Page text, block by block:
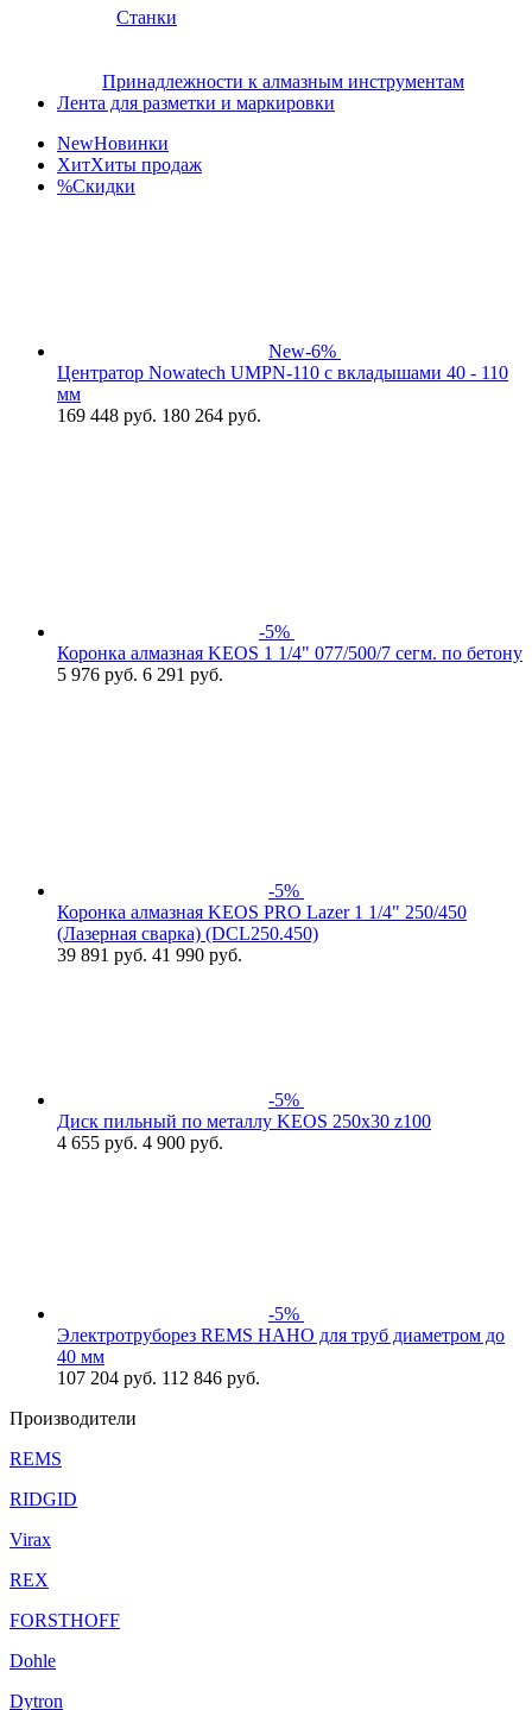
Станки
Принадлежности к алмазным инструментам
Лента для разметки и маркировки
NewНовинки
ХитХиты продаж
%Скидки
New-6%
Центратор Nowatech UMPN-110 с вкладышами 40 - 110
мм
169 448 руб. 180 264 руб.
-5%
Коронка алмазная KEOS 1 1/4" 077/500/7 сегм. по бетону
5 976 руб. 6 291 руб.
-5%
Коронка алмазная KEOS PRO Lazer 1 1/4" 250/450
(Лазерная сварка) (DCL250.450)
39 891 руб. 41 990 руб.
-5%
Диск пильный по металлу KEOS 250x30 z100
4 655 руб. 4 900 руб.
-5%
Электротруборез REMS НАНО для труб диаметром до
40 мм
107 204 руб. 112 846 руб.
Производители
REMS
RIDGID
Virax
REX
FORSTHOFF
Dohle
Dytron